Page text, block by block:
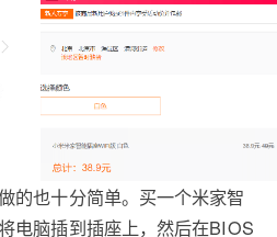
的也十分简单。买一个米家智
电脑插到插座上，然后在BIOS